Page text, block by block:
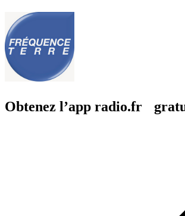
Obtenez l’app radio.fr